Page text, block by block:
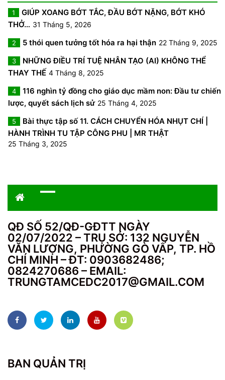
1
GIÚP XOANG BỚT TẮC, ĐẦU BỚT NẶNG, BỚT KHÓ
THỞ… 31 Tháng 5, 2026
2 5 thói quen tưởng tốt hóa ra hại thận 22 Tháng 9, 2025
3
NHỮNG ĐIỀU TRÍ TUỆ NHÂN TẠO (AI) KHÔNG THỂ
THAY THẾ 4 Tháng 8, 2025
4
116 nghìn tỷ đồng cho giáo dục mầm non: Đầu tư chiến
lược, quyết sách lịch sử 25 Tháng 4, 2025
5
Bài thực tập số 11. CÁCH CHUYỂN HÓA NHỤT CHÍ |
HÀNH TRÌNH TU TẬP CÔNG PHU | MR THẬT
25 Tháng 3, 2025
QĐ SỐ 52/QĐ-GĐTT NGÀY
02/07/2022 – TRỤ SỞ: 132 NGUYỄN
VĂN LƯỢNG, PHƯỜNG GÒ VẤP, TP. HỒ
CHÍ MINH – ĐT: 0903682486;
0824270686 – EMAIL:
TRUNGTAMCEDC2017@GMAIL.COM
BAN QUẢN TRỊ